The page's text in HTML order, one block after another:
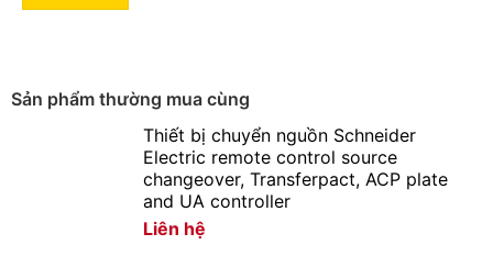
Sản phẩm thường mua cùng
Thiết bị chuyển nguồn Schneider
Electric remote control source
changeover, Transferpact, ACP plate
and UA controller
Liên hệ